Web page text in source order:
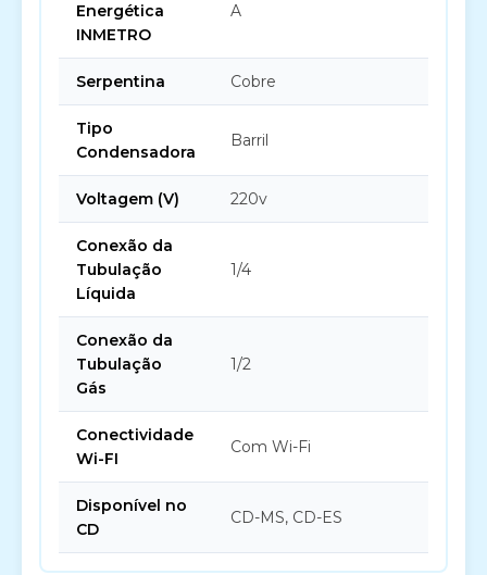
Energética
INMETRO
A
Serpentina Cobre
Tipo
Condensadora
Barril
Voltagem (V) 220v
Conexão da
Tubulação
Líquida
1/4
Conexão da
Tubulação
Gás
1/2
Conectividade
Wi-FI
Com Wi-Fi
Disponível no
CD
CD-MS, CD-ES